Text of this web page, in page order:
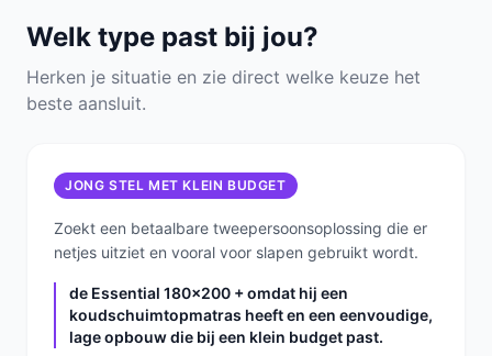
Welk type past bij jou?
Herken je situatie en zie direct welke keuze het
beste aansluit.
JONG STEL MET KLEIN BUDGET
Zoekt een betaalbare tweepersoonsoplossing die er
netjes uitziet en vooral voor slapen gebruikt wordt.
de Essential 180x200 + omdat hij een
koudschuimtopmatras heeft en een eenvoudige,
lage opbouw die bij een klein budget past.